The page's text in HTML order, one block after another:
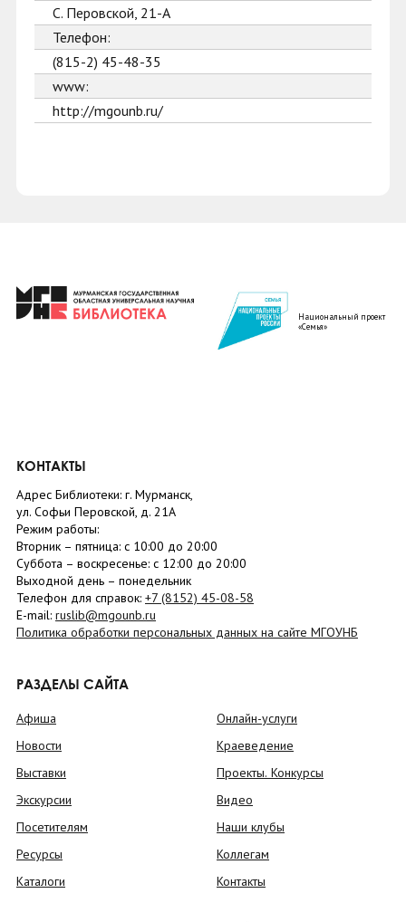
С. Перовской, 21-А
Телефон:
(815-2) 45-48-35
www:
http://mgounb.ru/
Национальный проект
«Семья»
КОНТАКТЫ
Адрес Библиотеки: г. Мурманск,
ул. Софьи Перовской, д. 21А
Режим работы:
Вторник – пятница: с 10:00 до 20:00
Суббота – воскресенье: c 12:00 до 20:00
Выходной день – понедельник
Телефон для справок: +7 (8152) 45-08-58
E-mail: ruslib@mgounb.ru
Политика обработки персональных данных на сайте МГОУНБ
РАЗДЕЛЫ САЙТА
Афиша
Новости
Выставки
Экскурсии
Посетителям
Ресурсы
Каталоги
Онлайн-услуги
Краеведение
Проекты. Конкурсы
Видео
Наши клубы
Коллегам
Контакты